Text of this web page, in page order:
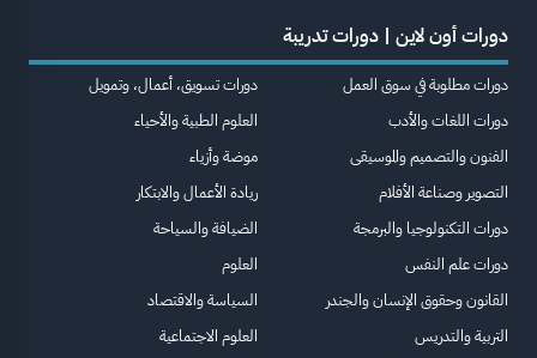
دورات أون لاين | دورات تدريبة
دورات مطلوبة في سوق العمل
دورات اللغات والأدب
الفنون والتصميم والموسيقى
التصوير وصناعة الأفلام
دورات التكنولوجيا والبرمجة
دورات علم النفس
القانون وحقوق الإنسان والجندر
التربية والتدريس
دورات تسويق، أعمال، وتمويل
العلوم الطبية والأحياء
موضة وأزياء
ريادة الأعمال والابتكار
الضيافة والسياحة
العلوم
السياسة والاقتصاد
العلوم الاجتماعية